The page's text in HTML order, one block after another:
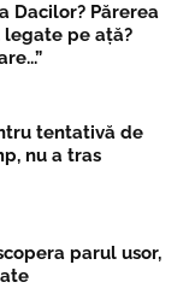
Dacilor? Părerea
legate pe ață?
tentativă de
nu a tras
parul usor,